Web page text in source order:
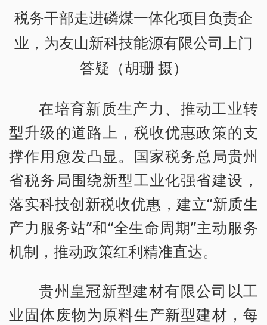
税务干部走进磷煤一体化项目负责企
业，为友山新科技能源有限公司上门
答疑（胡珊 摄）
在培育新质生产力、推动工业转
型升级的道路上，税收优惠政策的支
撑作用愈发凸显。国家税务总局贵州
省税务局围绕新型工业化强省建设，
落实科技创新税收优惠，建立“新质生
产力服务站”和“全生命周期”主动服务
机制，推动政策红利精准直达。
贵州皇冠新型建材有限公司以工
业固体废物为原料生产新型建材，每